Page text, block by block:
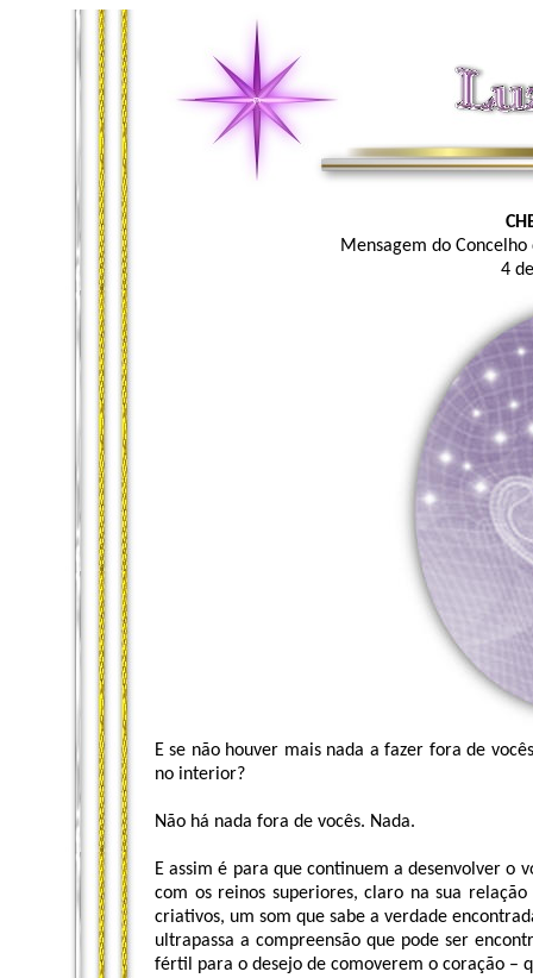
Mensagem do
4
E se não houver mais nada a fazer fora de
no interior?
Não há nada fora de vocês. Nada.
E assim é para que continuem a desenvolver o
com os reinos superiores, claro na sua
criativos, um som que sabe a verdade
ultrapassa a compreensão que pode ser
fértil para o desejo de comoverem o coração –